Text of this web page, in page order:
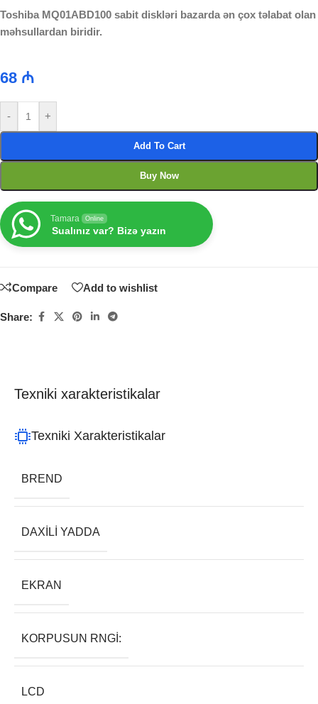
Toshiba MQ01ABD100 sabit diskləri bazarda ən çox təlabat olan
məhsullardan biridir.
68 ₼
- +
Add To Cart
Buy Now
Tamara Online
Sualınız var? Bizə yazın
Compare Add to wishlist
Share:
Texniki xarakteristikalar
Texniki Xarakteristikalar
BREND
DAXILI YADDA
EKRAN
KORPUSUN RNGI:
LCD